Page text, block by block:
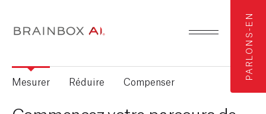
PARLONS-EN
Mesurer Réduire Compenser